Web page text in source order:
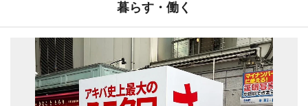
暮らす・働く